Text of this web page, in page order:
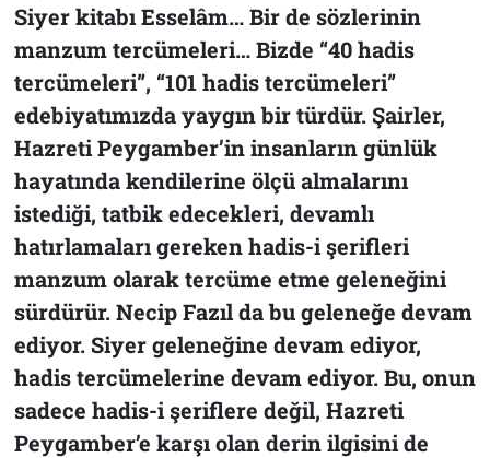
Siyer kitabıEsselâm… Bir de sözlerinin
manzum tercümeleri… Bizde “40 hadis
tercümeleri”, “101 hadis tercümeleri”
edebiyatımızda yaygın bir türdür. Şairler,
Hazreti Peygamber’in insanların günlük
hayatında kendilerine ölçü almalarını
istediği, tatbik edecekleri, devamlı
hatırlamaları gereken hadis-i şerifleri
manzum olarak tercüme etme geleneğini
sürdürür. Necip Fazıl da bu geleneğe devam
ediyor. Siyer geleneğine devam ediyor,
hadis tercümelerine devam ediyor. Bu, onun
sadece hadis-i şeriflere değil, Hazreti
Peygamber’e karşı olan derin ilgisini de